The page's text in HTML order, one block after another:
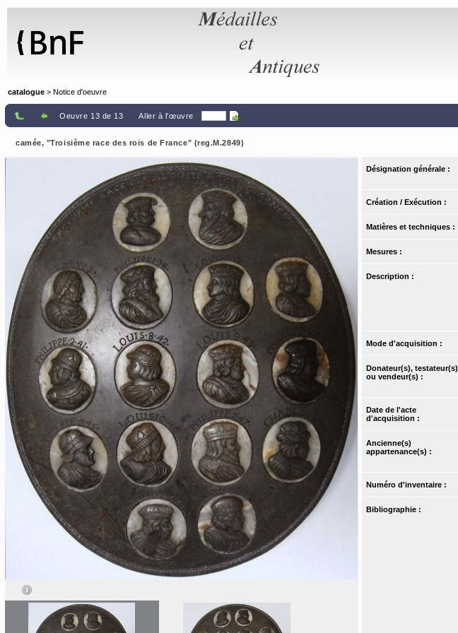
catalogue > Notice d'oeuvre
Oeuvre 13 de 13 Aller à l'œuvre
camée, "Troisième race des rois de France" (reg.M.2849)
Désignation générale :
Création / Exécution :
Matières et techniques :
Mesures :
Description :
Mode d'acquisition :
Donateur(s), testateur(s)
ou vendeur(s) :
Date de l'acte
d'acquisition :
Ancienne(s)
appartenance(s) :
Numéro d'inventaire :
Bibliographie :